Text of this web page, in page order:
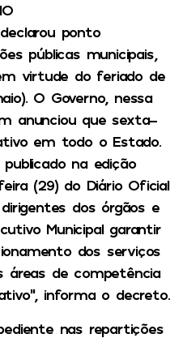
ponto
públicas municipais,
virtude do feriado de
O Governo, nessa
anunciou que sexta-
em todo o Estado.
na edição
(29) do Diário Oficial
dirigentes dos órgãos e
Municipal garantir
dos serviços
áreas de competência
informa o decreto.
nas repartições